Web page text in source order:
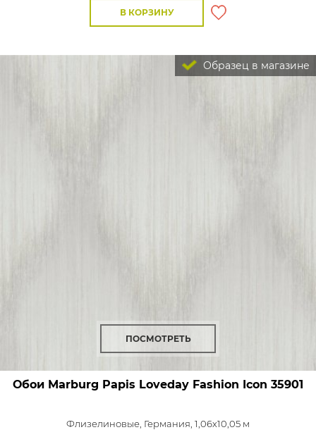
В КОРЗИНУ
Образец в магазине
ПОСМОТРЕТЬ
Обои Marburg Papis Loveday Fashion Icon 35901
Флизелиновые, Германия, 1,06x10,05 м